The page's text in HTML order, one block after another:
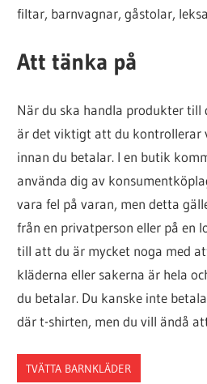
filtar, barnvagnar, gåstolar,
Att tänka på
När du ska handla produkter till
är det viktigt att du kontrollerar
innan du betalar. I en butik
använda dig av
vara fel på varan, men detta
från en privatperson eller på en
till att du är mycket noga med
kläderna eller sakerna är hela
du betalar. Du kanske inte
där t-shirten, men du vill ändå
TVÄTTA BARNKLÄDER